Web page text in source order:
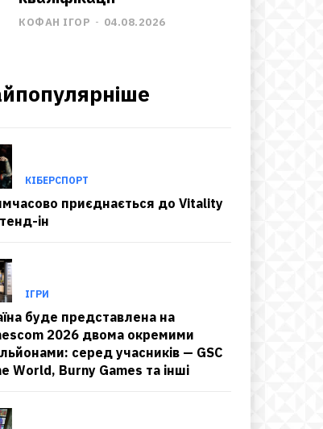
КОФАН ІГОР - 04.08.2026
КІБЕРСПОРТ
приєднається до Vitality
ін
ІГРИ
буде представлена на
2026 двома окремими
серед учасників — GSC
World, Burny Games та інші